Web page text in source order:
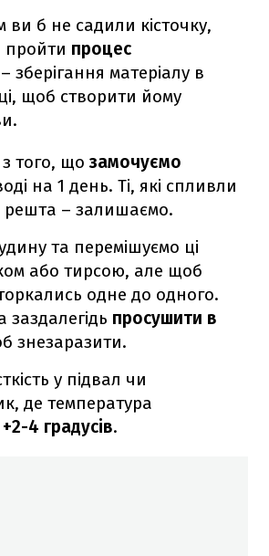
б не садили кісточку,
процес
– зберігання матеріалу в
щоб створити йому
того, щозамочуємо
на 1 день. Ті, які спливли
решта – залишаємо.
та перемішуємо ці
або тирсою, але щоб
одне до одного.
заздалегідь просушити в
знезаразити.
у підвал чи
де температура
+2-4 градусів.